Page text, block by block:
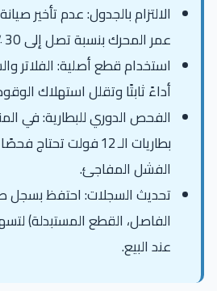
الالتزام بالجدول: عدم تأخير
عمر المحرك بنسبة تصل إلى 30 ٪.
استخدام قطع أصلية: الفلاتر
أداءً ثابتًا وتقلل استهلاك
الفحص الدوري للبطارية: في
الفشل المفاجئ.
تحديث السجلات: احتفظ بسجل
الفاصل، القطع المستبدلة)
عند البيع.